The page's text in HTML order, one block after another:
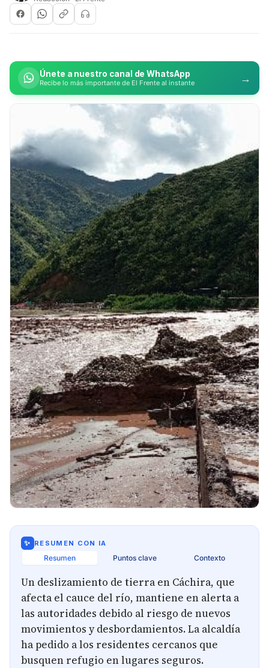
Únete a nuestro canal de WhatsApp
Recibe lo más importante de El Frente al instante →
✨ RESUMEN CON IA
Resumen Puntos clave Contexto
Un deslizamiento de tierra en Cáchira, que
afecta el cauce del río, mantiene en alerta a
las autoridades debido al riesgo de nuevos
movimientos y desbordamientos. La alcaldía
ha pedido a los residentes cercanos que
busquen refugio en lugares seguros.